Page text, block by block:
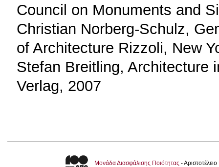
Council on Monuments and
Christian Norberg-Schulz,
of Architecture Rizzoli, New
Stefan Breitling, Architecture
Verlag, 2007
Μονάδα Διασφάλισης Ποιότητας -